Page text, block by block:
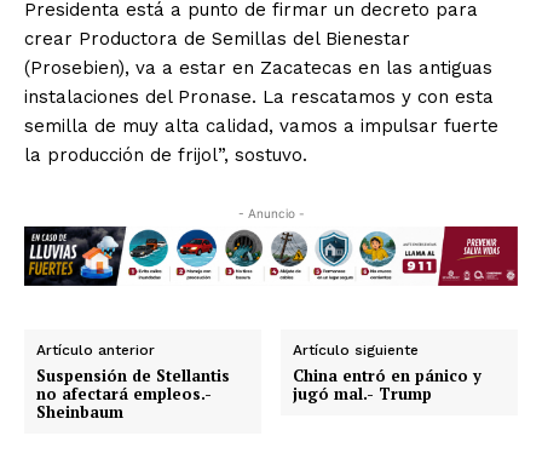
Presidenta está a punto de firmar un decreto para
crear Productora de Semillas del Bienestar
(Prosebien), va a estar en Zacatecas en las antiguas
instalaciones del Pronase. La rescatamos y con esta
semilla de muy alta calidad, vamos a impulsar fuerte
la producción de frijol”, sostuvo.
- Anuncio -
Artículo anterior
Suspensión de Stellantis
no afectará empleos.-
Sheinbaum
Artículo siguiente
China entró en pánico y
jugó mal.- Trump